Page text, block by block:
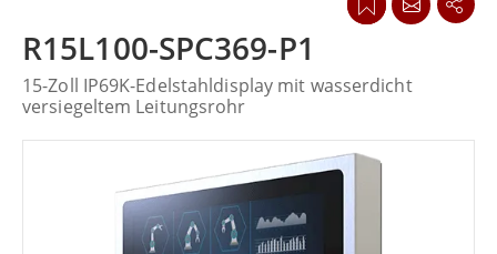
R15L100-SPC369-P1
15-Zoll IP69K-Edelstahldisplay mit wasserdicht
versiegeltem Leitungsrohr